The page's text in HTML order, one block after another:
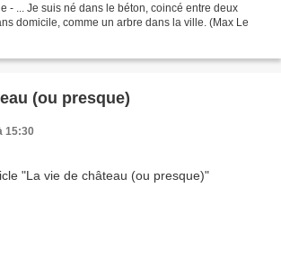
- ... Je suis né dans le béton, coincé entre deux
domicile, comme un arbre dans la ville. (Max Le
(ou presque)
15:30